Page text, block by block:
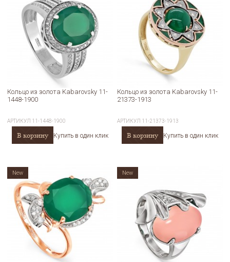
Кольцо из золота Kabarovsky 11-
1448-1900
АРТИКУЛ 11-1448-1900
В корзину Купить в один клик
Кольцо из золота Kabarovsky 11-
21373-1913
АРТИКУЛ 11-21373-1913
В корзину Купить в один клик
New New